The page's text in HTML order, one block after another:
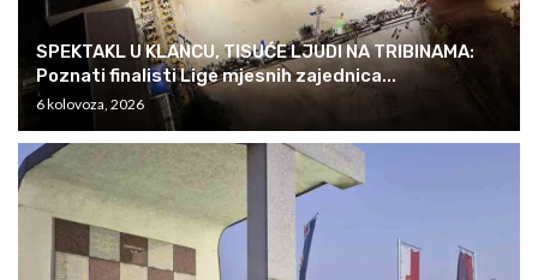
SPEKTAKL U KLANCU, TISUĆE LJUDI NA TRIBINAMA:
Poznati finalisti Lige mjesnih zajednica...
6 kolovoza, 2026